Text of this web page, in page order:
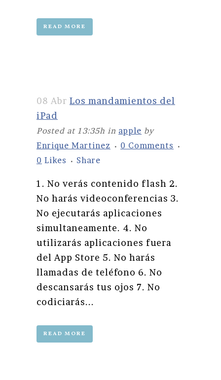
READ MORE
08 Abr Los mandamientos del
iPad
Posted at 13:35h in apple by
Enrique Martinez
0 Comments
0 Likes Share
1. No verás contenido flash 2.
No harás videoconferencias 3.
No ejecutarás aplicaciones
simultaneamente. 4. No
utilizarás aplicaciones fuera
del App Store 5. No harás
llamadas de teléfono 6. No
descansarás tus ojos 7. No
codiciarás...
READ MORE